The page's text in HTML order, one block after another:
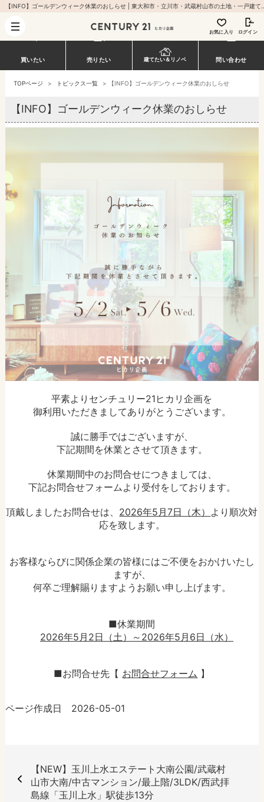
お気に入り ログイン
買いたい 売りたい 建てたい＆リノベ 問い合わせ
TOPページ > トピックス一覧 > 【INFO】ゴールデンウィーク休業のおしらせ
【INFO】ゴールデンウィーク休業のおしらせ
平素よりセンチュリー21ヒカリ企画を
御利用いただきましてありがとうございます。
誠に勝手ではございますが、
下記期間を休業とさせて頂きます。
休業期間中のお問合せにつきましては、
下記お問合せフォームより受付をしております。
頂戴しましたお問合せは、 2026年5月7日（木） より順次対
応を致します。
お客様ならびに関係企業の皆様にはご不便をおかけいたし
ますが、
何卒ご理解賜りますようお願い申し上げます。
■休業期間
2026年5月2日（土）～2026年5月6日（水）
■お問合せ先【 お問合せフォーム 】
ページ作成日 2026-05-01
【NEW】玉川上水エステート大南公園/武蔵村
山市大南/中古マンション/最上階/3LDK/西武拝
島線「玉川上水」駅徒歩13分